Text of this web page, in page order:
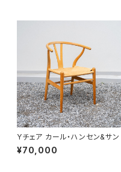
Yチェア カール・ハンセン&サン
¥70,000